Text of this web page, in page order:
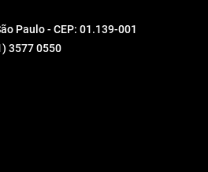
Paulo - CEP: 01.139-001
3577 0550